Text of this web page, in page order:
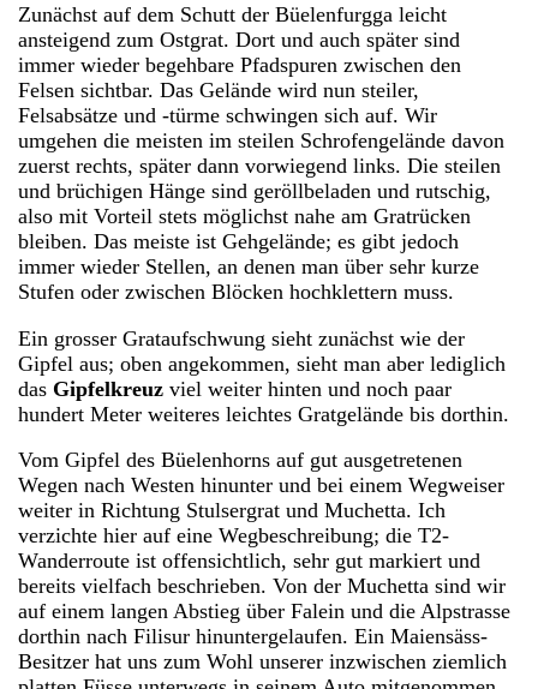
Zunächst auf dem Schutt der Büelenfurgga leicht
ansteigend zum Ostgrat. Dort und auch später sind
immer wieder begehbare Pfadspuren zwischen den
Felsen sichtbar. Das Gelände wird nun steiler,
Felsabsätze und -türme schwingen sich auf. Wir
umgehen die meisten im steilen Schrofengelände davon
zuerst rechts, später dann vorwiegend links. Die steilen
und brüchigen Hänge sind geröllbeladen und rutschig,
also mit Vorteil stets möglichst nahe am Gratrücken
bleiben. Das meiste ist Gehgelände; es gibt jedoch
immer wieder Stellen, an denen man über sehr kurze
Stufen oder zwischen Blöcken hochklettern muss.
Ein grosser Grataufschwung sieht zunächst wie der
Gipfel aus; oben angekommen, sieht man aber lediglich
das Gipfelkreuz viel weiter hinten und noch paar
hundert Meter weiteres leichtes Gratgelände bis dorthin.
Vom Gipfel des Büelenhorns auf gut ausgetretenen
Wegen nach Westen hinunter und bei einem Wegweiser
weiter in Richtung Stulsergrat und Muchetta. Ich
verzichte hier auf eine Wegbeschreibung; die T2-
Wanderroute ist offensichtlich, sehr gut markiert und
bereits vielfach beschrieben. Von der Muchetta sind wir
auf einem langen Abstieg über Falein und die Alpstrasse
dorthin nach Filisur hinuntergelaufen. Ein Maiensäss-
Besitzer hat uns zum Wohl unserer inzwischen ziemlich